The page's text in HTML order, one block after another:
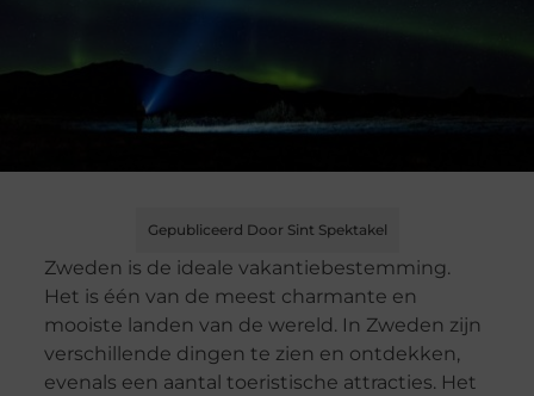
Gepubliceerd Door Sint Spektakel
Zweden is de ideale vakantiebestemming.
Het is één van de meest charmante en
mooiste landen van de wereld. In Zweden zijn
verschillende dingen te zien en ontdekken,
evenals een aantal toeristische attracties. Het